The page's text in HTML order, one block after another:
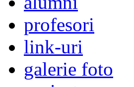
profesori
link-uri
galerie foto